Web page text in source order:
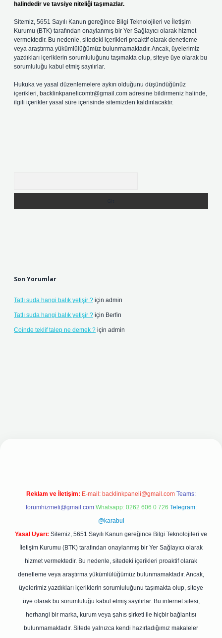
halindedir ve tavsiye niteliği taşımazlar.
Sitemiz, 5651 Sayılı Kanun gereğince Bilgi Teknolojileri ve İletişim
Kurumu (BTK) tarafından onaylanmış bir Yer Sağlayıcı olarak hizmet
vermektedir. Bu nedenle, sitedeki içerikleri proaktif olarak denetleme
veya araştırma yükümlülüğümüz bulunmamaktadır. Ancak, üyelerimiz
yazdıkları içeriklerin sorumluluğunu taşımakta olup, siteye üye olarak bu
sorumluluğu kabul etmiş sayılırlar.
Hukuka ve yasal düzenlemelere aykırı olduğunu düşündüğünüz
içerikleri, backlinkpanelicomtr@gmail.com adresine bildirmeniz halinde,
ilgili içerikler yasal süre içerisinde sitemizden kaldırılacaktır.
Son Yorumlar
Tatlı suda hangi balık yetişir ? için admin
Tatlı suda hangi balık yetişir ? için Berfin
Coinde teklif talep ne demek ? için admin
Reklam ve İletişim: E-mail: backlinkpaneli@gmail.com Teams:
forumhizmeti@gmail.com Whatsapp: 0262 606 0 726 Telegram:
@karabul
Yasal Uyarı: Sitemiz, 5651 Sayılı Kanun gereğince Bilgi Teknolojileri ve
İletişim Kurumu (BTK) tarafından onaylanmış bir Yer Sağlayıcı olarak
hizmet vermektedir. Bu nedenle, sitedeki içerikleri proaktif olarak
denetleme veya araştırma yükümlülüğümüz bulunmamaktadır. Ancak,
üyelerimiz yazdıkları içeriklerin sorumluluğunu taşımakta olup, siteye
üye olarak bu sorumluluğu kabul etmiş sayılırlar. Bu internet sitesi,
herhangi bir marka, kurum veya şahıs şirketi ile hiçbir bağlantısı
bulunmamaktadır. Sitede yalnızca kendi hazırladığımız makaleler